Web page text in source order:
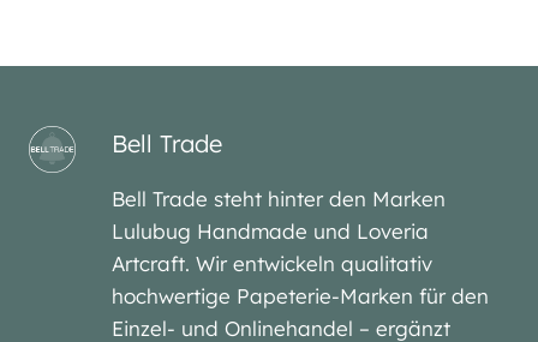
Bell Trade
Bell Trade steht hinter den Marken
Lulubug Handmade und Loveria
Artcraft. Wir entwickeln qualitativ
hochwertige Papeterie-Marken für den
Einzel- und Onlinehandel – ergänzt